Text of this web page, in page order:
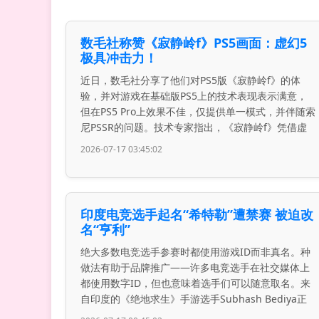
数毛社称赞《寂静岭f》PS5画面：虚幻5
极具冲击力！
近日，数毛社分享了他们对PS5版《寂静岭f》的体
验，并对游戏在基础版PS5上的技术表现表示满意，
但在PS5 Pro上效果不佳，仅提供单一模式，并伴随索
尼PSSR的问题。技术专家指出，《寂静岭f》凭借虚
2026-07-17 03:45:02
印度电竞选手起名“希特勒”遭禁赛 被迫改
名“亨利”
绝大多数电竞选手参赛时都使用游戏ID而非真名。种
做法有助于品牌推广——许多电竞选手在社交媒体上
都使用数字ID，但也意味着选手们可以随意取名。来
自印度的《绝地求生》手游选手Subhash Bediya正